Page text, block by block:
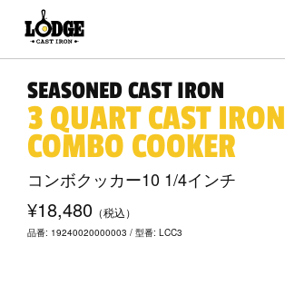
SEASONED CAST IRON
3 QUART CAST IRON
COMBO COOKER
コンボクッカー10 1/4インチ
¥18,480 （税込）
品番: 19240020000003 / 型番: LCC3